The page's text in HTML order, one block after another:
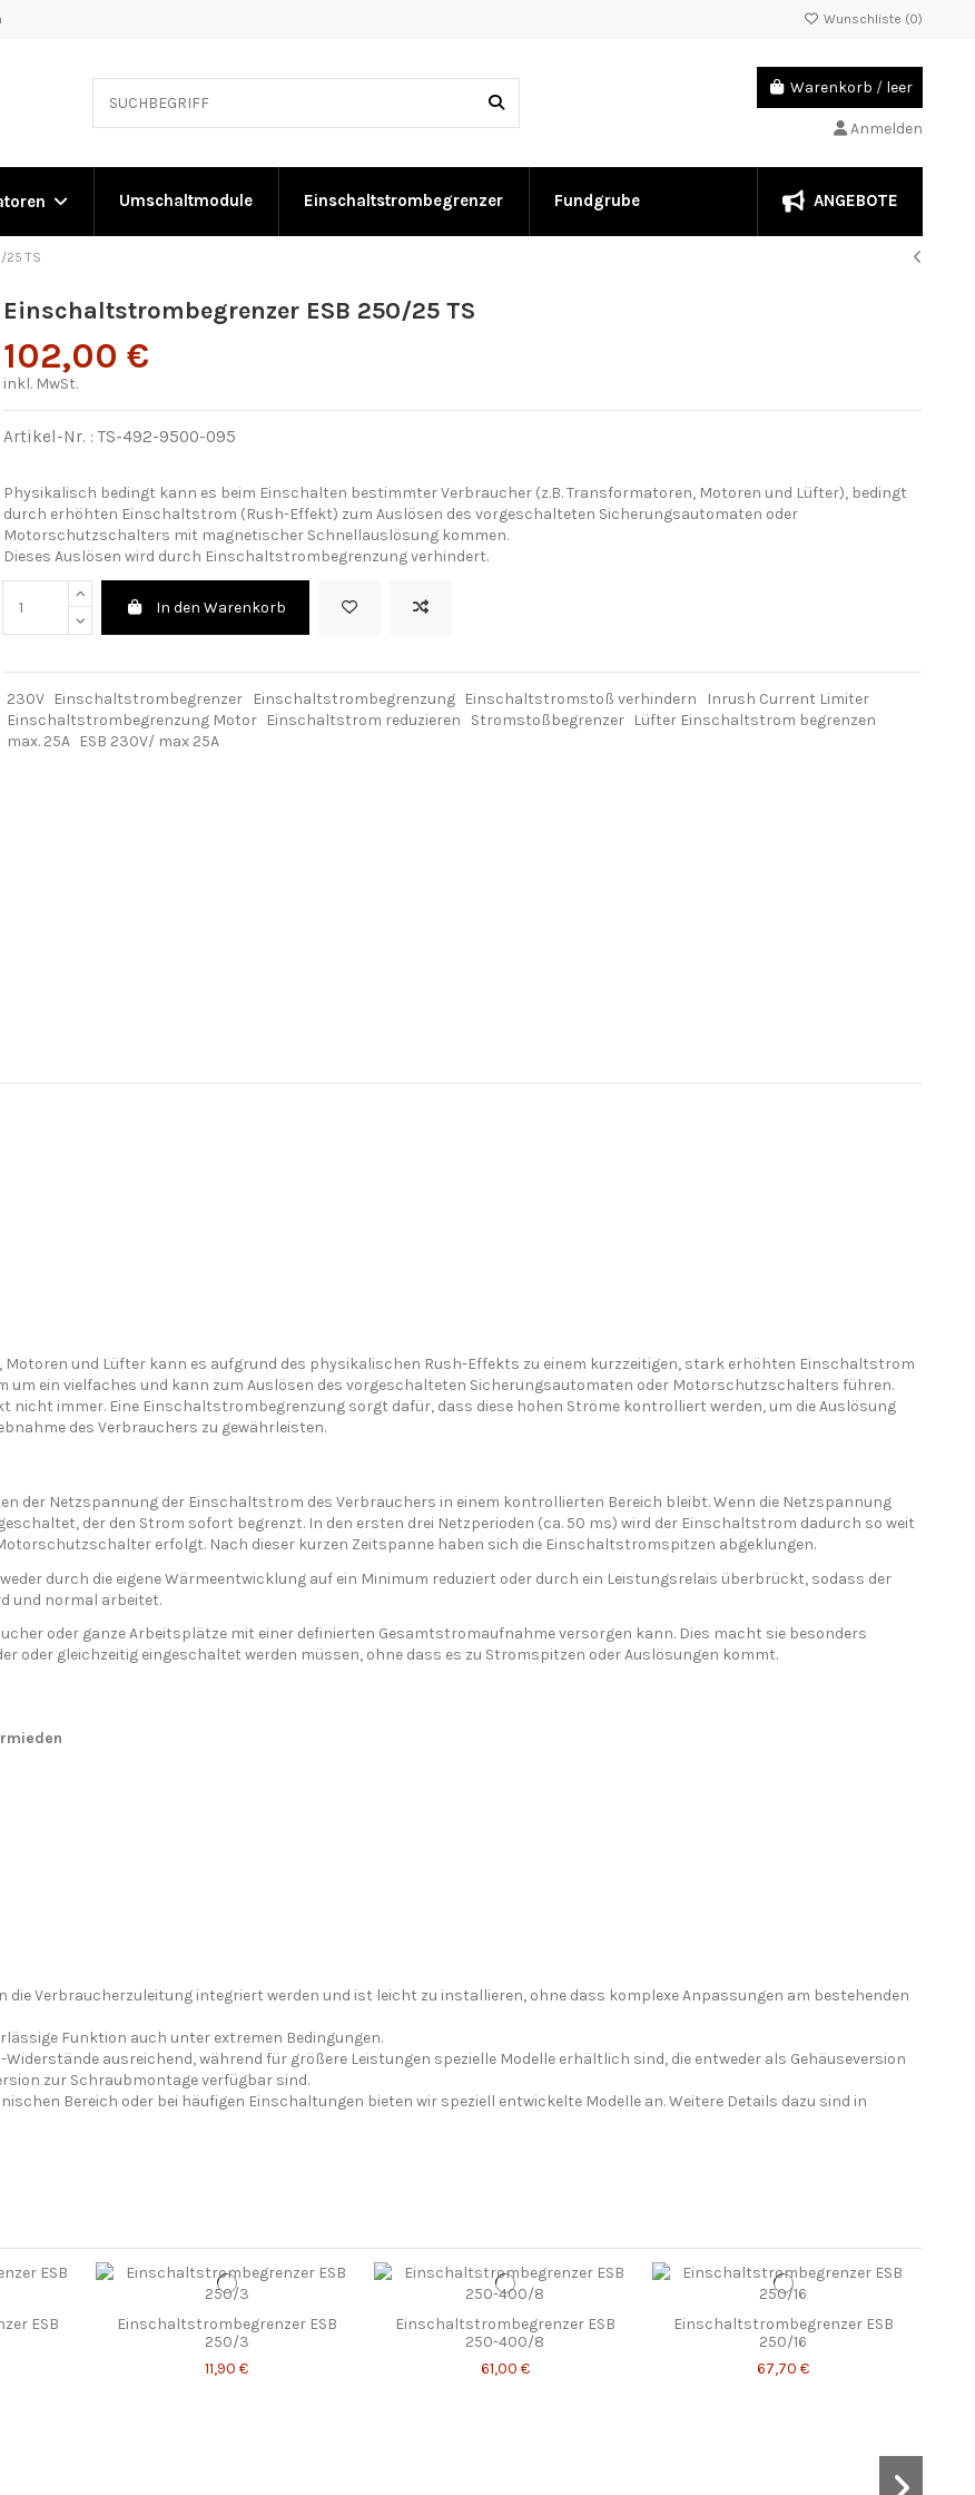
Wunschliste (0)
Warenkorb / leer
Anmelden
Umschaltmodule Einschaltstrombegrenzer Fundgrube ANGEBOTE
25 TS
Einschaltstrombegrenzer ESB 250/25 TS
102,00 €
inkl. MwSt.
Artikel-Nr. : TS-492-9500-095
Physikalisch bedingt kann es beim Einschalten bestimmter Verbraucher (z.B. Transformatoren, Motoren und Lüfter), bedingt
durch erhöhten Einschaltstrom (Rush-Effekt) zum Auslösen des vorgeschalteten Sicherungsautomaten oder
Motorschutzschalters mit magnetischer Schnellauslösung kommen.
Dieses Auslösen wird durch Einschaltstrombegrenzung verhindert.
In den Warenkorb
230V Einschaltstrombegrenzer Einschaltstrombegrenzung Einschaltstromstoß verhindern
Inrush Current Limiter
Einschaltstrombegrenzung Motor
Einschaltstrom reduzieren Stromstoßbegrenzer Lüfter Einschaltstrom begrenzen
max. 25A
ESB 230V/ max 25A
und Lüfter kann es aufgrund des physikalischen Rush-Effekts zu einem kurzzeitigen, stark erhöhten Einschaltstrom
ein vielfaches und kann zum Auslösen des vorgeschalteten Sicherungsautomaten oder Motorschutzschalters führen.
nicht immer. Eine Einschaltstrombegrenzung sorgt dafür, dass diese hohen Ströme kontrolliert werden, um die Auslösung
des Verbrauchers zu gewährleisten.
der Netzspannung der Einschaltstrom des Verbrauchers in einem kontrollierten Bereich bleibt. Wenn die Netzspannung
der den Strom sofort begrenzt. In den ersten drei Netzperioden (ca. 50 ms) wird der Einschaltstrom dadurch so weit
erfolgt. Nach dieser kurzen Zeitspanne haben sich die Einschaltstromspitzen abgeklungen.
durch die eigene Wärmeentwicklung auf ein Minimum reduziert oder durch ein Leistungsrelais überbrückt, sodass der
und normal arbeitet.
oder ganze Arbeitsplätze mit einer definierten Gesamtstromaufnahme versorgen kann. Dies macht sie besonders
oder gleichzeitig eingeschaltet werden müssen, ohne dass es zu Stromspitzen oder Auslösungen kommt.
Verbraucherzuleitung integriert werden und ist leicht zu installieren, ohne dass komplexe Anpassungen am bestehenden
Funktion auch unter extremen Bedingungen.
Widerstände ausreichend, während für größere Leistungen spezielle Modelle erhältlich sind, die entweder als Gehäuseversion
zur Schraubmontage verfügbar sind.
Bereich oder bei häufigen Einschaltungen bieten wir speziell entwickelte Modelle an. Weitere Details dazu sind in
ESB
Einschaltstrombegrenzer ESB
250/3
11,90 €
Einschaltstrombegrenzer ESB
250-400/8
61,00 €
Einschaltstrombegrenzer ESB
250/16
67,70 €